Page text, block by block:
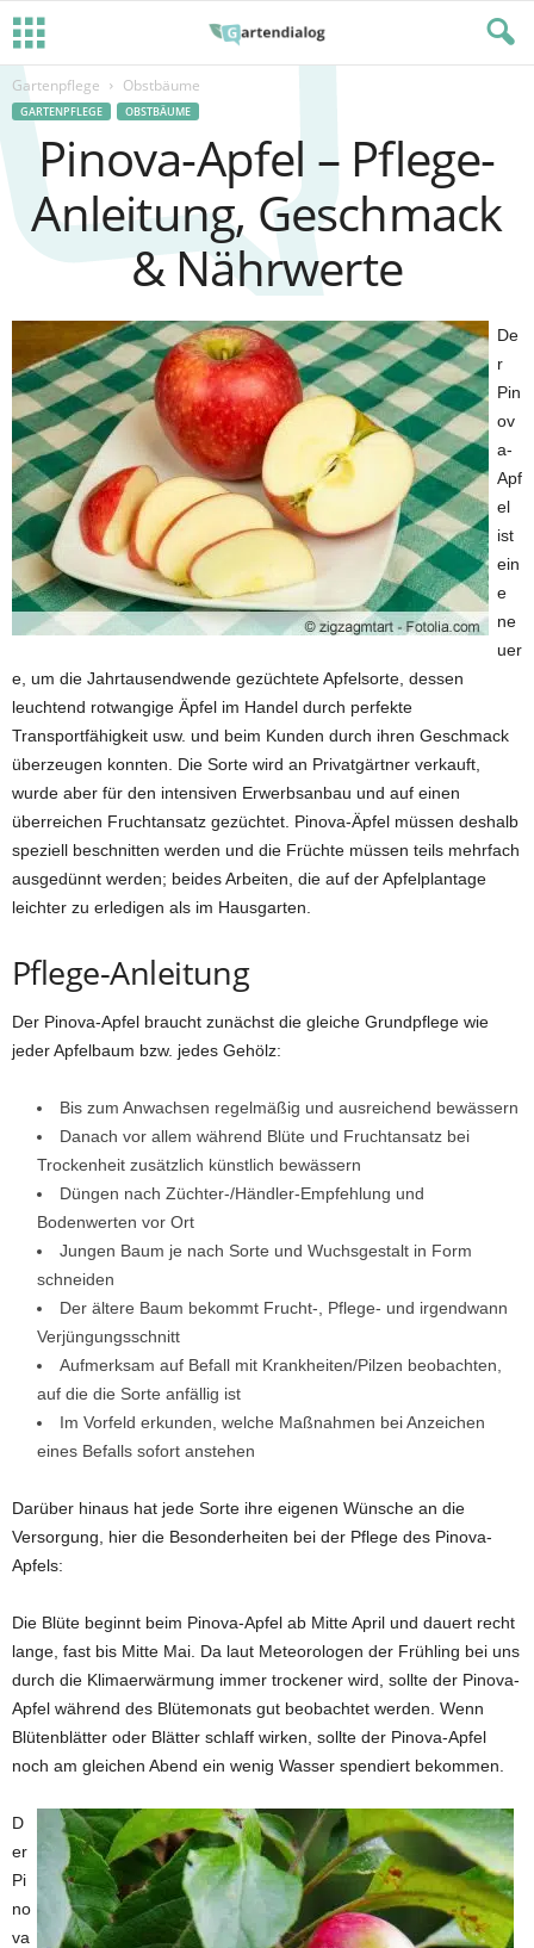
Gartenpflege Obstbäume
GARTENPFLEGE OBSTBÄUME
Pinova-Apfel – Pflege-
Anleitung, Geschmack
& Nährwerte
De
r
Pin
ov
a-
Apf
el
ist
ein
e
ne
uer
e, um die Jahrtausendwende gezüchtete Apfelsorte, dessen
leuchtend rotwangige Äpfel im Handel durch perfekte
Transportfähigkeit usw. und beim Kunden durch ihren Geschmack
überzeugen konnten. Die Sorte wird an Privatgärtner verkauft,
wurde aber für den intensiven Erwerbsanbau und auf einen
überreichen Fruchtansatz gezüchtet. Pinova-Äpfel müssen deshalb
speziell beschnitten werden und die Früchte müssen teils mehrfach
ausgedünnt werden; beides Arbeiten, die auf der Apfelplantage
leichter zu erledigen als im Hausgarten.
Pflege-Anleitung
Der Pinova-Apfel braucht zunächst die gleiche Grundpflege wie
jeder Apfelbaum bzw. jedes Gehölz:
Bis zum Anwachsen regelmäßig und ausreichend bewässern
Danach vor allem während Blüte und Fruchtansatz bei
Trockenheit zusätzlich künstlich bewässern
Düngen nach Züchter-/Händler-Empfehlung und
Bodenwerten vor Ort
Jungen Baum je nach Sorte und Wuchsgestalt in Form
schneiden
Der ältere Baum bekommt Frucht-, Pflege- und irgendwann
Verjüngungsschnitt
Aufmerksam auf Befall mit Krankheiten/Pilzen beobachten,
auf die die Sorte anfällig ist
Im Vorfeld erkunden, welche Maßnahmen bei Anzeichen
eines Befalls sofort anstehen
Darüber hinaus hat jede Sorte ihre eigenen Wünsche an die
Versorgung, hier die Besonderheiten bei der Pflege des Pinova-
Apfels:
Die Blüte beginnt beim Pinova-Apfel ab Mitte April und dauert recht
lange, fast bis Mitte Mai. Da laut Meteorologen der Frühling bei uns
durch die Klimaerwärmung immer trockener wird, sollte der Pinova-
Apfel während des Blütemonats gut beobachtet werden. Wenn
Blütenblätter oder Blätter schlaff wirken, sollte der Pinova-Apfel
noch am gleichen Abend ein wenig Wasser spendiert bekommen.
D
er
Pi
no
va